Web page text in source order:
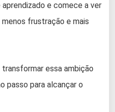
e comece a ver
frustração e mais
essa ambição
passo para alcançar o